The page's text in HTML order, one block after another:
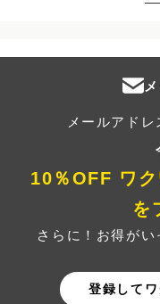
メールアド
10％OFF ワク
を
さらに！お得がい
登録して